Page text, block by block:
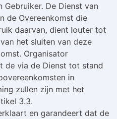
Gebruiker. De Dienst van
de Overeenkomst die
daarvan, dient louter tot
het sluiten van deze
Organisator
de via de Dienst tot stand
in
zullen zijn met het
3.3.
en garandeert dat de